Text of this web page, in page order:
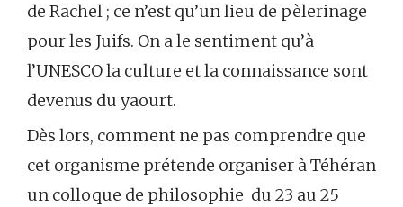
de Rachel ; ce n’est qu’un lieu de pèlerinage
pour les Juifs. On a le sentiment qu’à
l’UNESCO la culture et la connaissance sont
devenus du yaourt.
Dès lors, comment ne pas comprendre que
cet organisme prétende organiser à Téhéran
un colloque de philosophie du 23 au 25